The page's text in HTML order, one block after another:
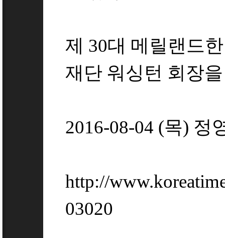
제 30대 메릴랜드
재단 워싱턴 회장
2016-08-04 (목) 정
http://
03020